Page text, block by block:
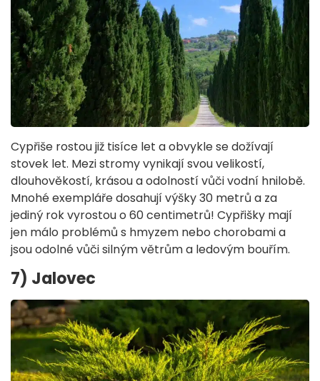
Cypřiše rostou již tisíce let a obvykle se dožívají
stovek let. Mezi stromy vynikají svou velikostí,
dlouhověkostí, krásou a odolností vůči vodní hnilobě.
Mnohé exempláře dosahují výšky 30 metrů a za
jediný rok vyrostou o 60 centimetrů! Cypřišky mají
jen málo problémů s hmyzem nebo chorobami a
jsou odolné vůči silným větrům a ledovým bouřím.
7) Jalovec